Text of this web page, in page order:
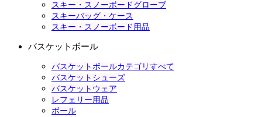
スキー・スノーボードグローブ
スキーバッグ・ケース
スキー・スノーボード用品
バスケットボール
バスケットボールカテゴリすべて
バスケットシューズ
バスケットウェア
レフェリー用品
ボール